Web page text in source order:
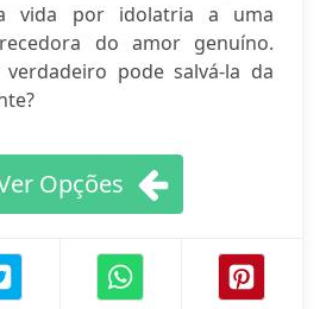
vida por idolatria a uma
do amor genuíno.
pode salvá-la da
Opções